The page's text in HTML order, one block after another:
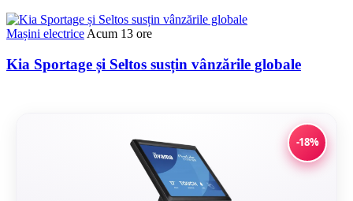
Mașini electrice Acum 13 ore
Kia Sportage și Seltos susțin vânzările globale
-18%